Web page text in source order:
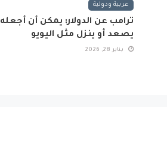
عربية ودولية
ترامب عن الدولار: يمكن أن أجعله
يصعد أو ينزل مثل اليويو
يناير 28, 2026